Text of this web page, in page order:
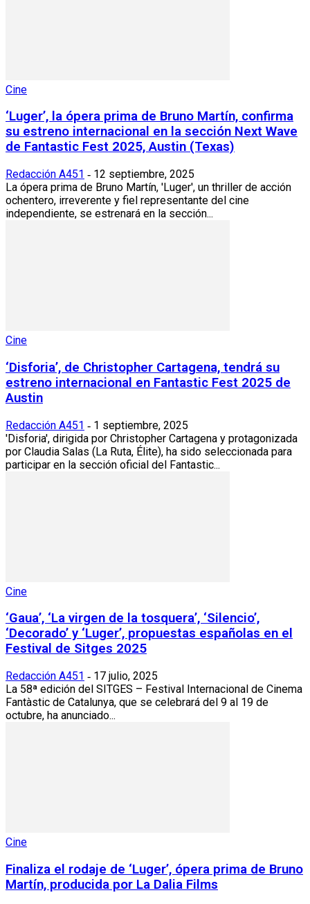
Cine
‘Luger’, la ópera prima de Bruno Martín, confirma
su estreno internacional en la sección Next Wave
de Fantastic Fest 2025, Austin (Texas)
Redacción A451 - 12 septiembre, 2025
La ópera prima de Bruno Martín, 'Luger', un thriller de acción
ochentero, irreverente y fiel representante del cine
independiente, se estrenará en la sección...
Cine
‘Disforia’, de Christopher Cartagena, tendrá su
estreno internacional en Fantastic Fest 2025 de
Austin
Redacción A451 - 1 septiembre, 2025
'Disforia', dirigida por Christopher Cartagena y protagonizada
por Claudia Salas (La Ruta, Élite), ha sido seleccionada para
participar en la sección oficial del Fantastic...
Cine
‘Gaua’, ‘La virgen de la tosquera’, ‘Silencio’,
‘Decorado’ y ‘Luger’, propuestas españolas en el
Festival de Sitges 2025
Redacción A451 - 17 julio, 2025
La 58ª edición del SITGES – Festival Internacional de Cinema
Fantàstic de Catalunya, que se celebrará del 9 al 19 de
octubre, ha anunciado...
Cine
Finaliza el rodaje de ‘Luger’, ópera prima de Bruno
Martín, producida por La Dalia Films